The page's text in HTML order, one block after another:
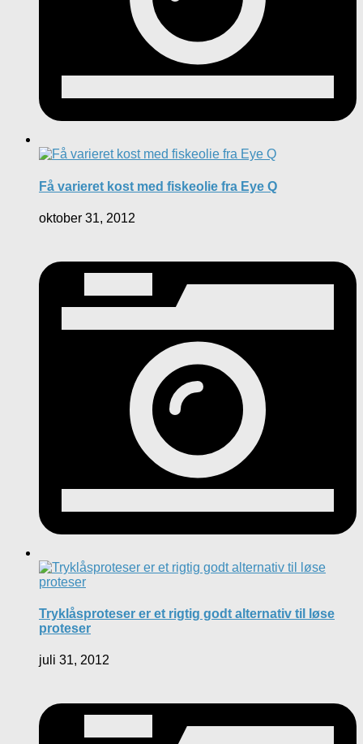
Få varieret kost med fiskeolie fra Eye Q
oktober 31, 2012
Tryklåsproteser er et rigtig godt alternativ til løse
proteser
juli 31, 2012